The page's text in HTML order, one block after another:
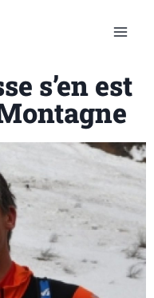
s’en est